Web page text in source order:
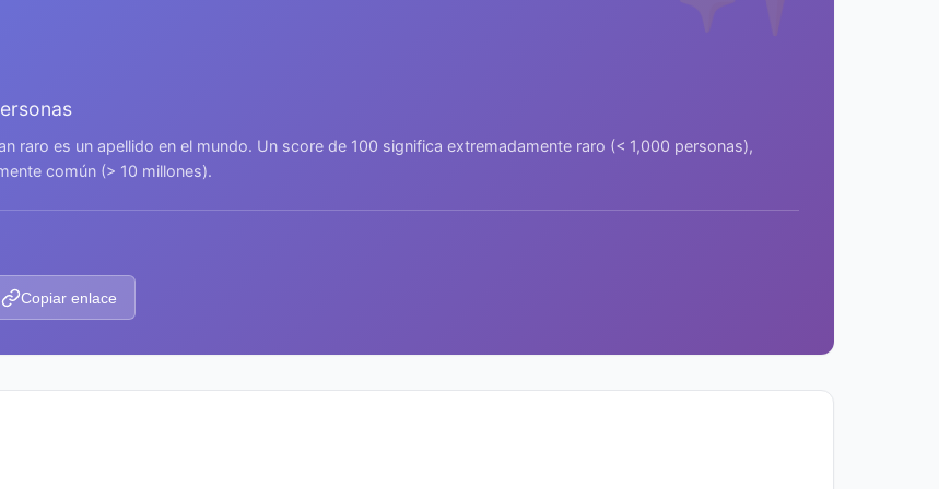
raro es un apellido en el mundo. Un score de 100 significa extremadamente raro (< 1,000 personas),
común (> 10 millones).
Copiar enlace